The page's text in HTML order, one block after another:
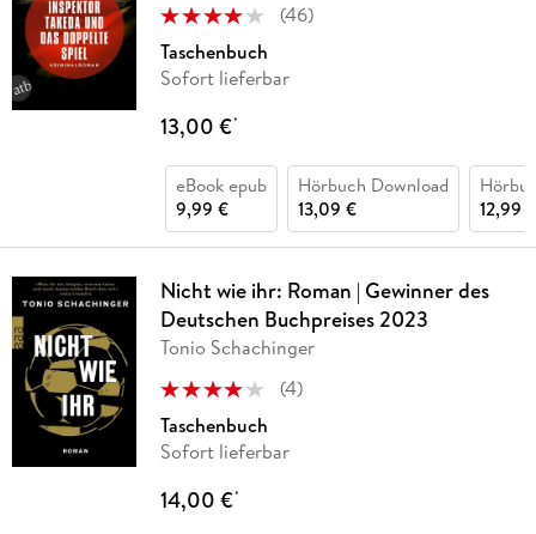
(46)
Taschenbuch
Sofort lieferbar
13,00 €*
eBook epub
9,99 €
Hörbuch Download
13,09 €
12,99 €
Nicht wie ihr: Roman | Gewinner des
Deutschen Buchpreises 2023
Tonio Schachinger
(4)
Taschenbuch
Sofort lieferbar
14,00 €*